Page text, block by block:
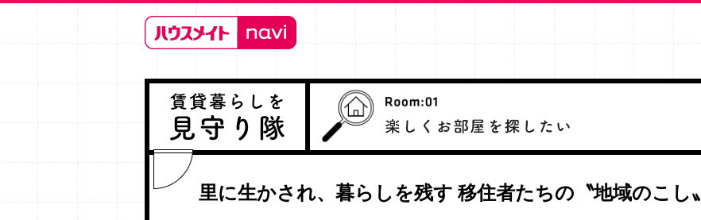
里に生かされ、暮らしを残す 移住者たちの〝地域のこし〟